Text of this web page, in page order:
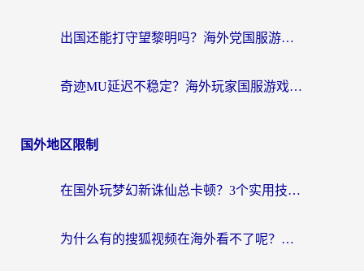
出国还能打守望黎明吗？海外党国服游戏不卡顿的终极解法
奇迹MU延迟不稳定？海外玩家国服游戏加速器终极指南：从卡顿到丝滑的秘密
国外地区限制
在国外玩梦幻新诛仙总卡顿？3个实用技巧解决海外党痛点（附回国加速器选择指南）
为什么有的搜狐视频在海外看不了呢？留学生亲测有效的回国加速攻略